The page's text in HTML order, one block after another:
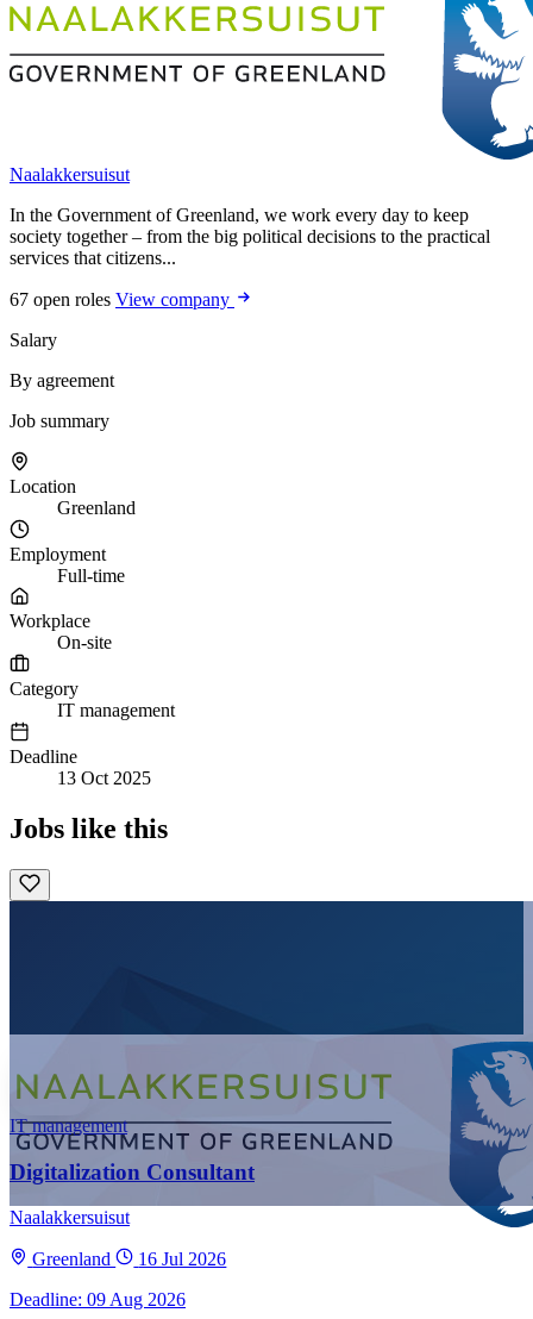
Naalakkersuisut
In the Government of Greenland, we work every day to keep
society together – from the big political decisions to the practical
services that citizens...
67 open roles View company
Salary
By agreement
Job summary
Location
Greenland
Employment
Full-time
Workplace
On-site
Category
IT management
Deadline
13 Oct 2025
Jobs like this
IT management
Digitalization Consultant
Naalakkersuisut
Greenland
16 Jul 2026
Deadline: 09 Aug 2026